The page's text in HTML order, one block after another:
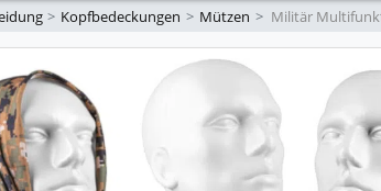
Kopfbedeckungen Mützen Militär